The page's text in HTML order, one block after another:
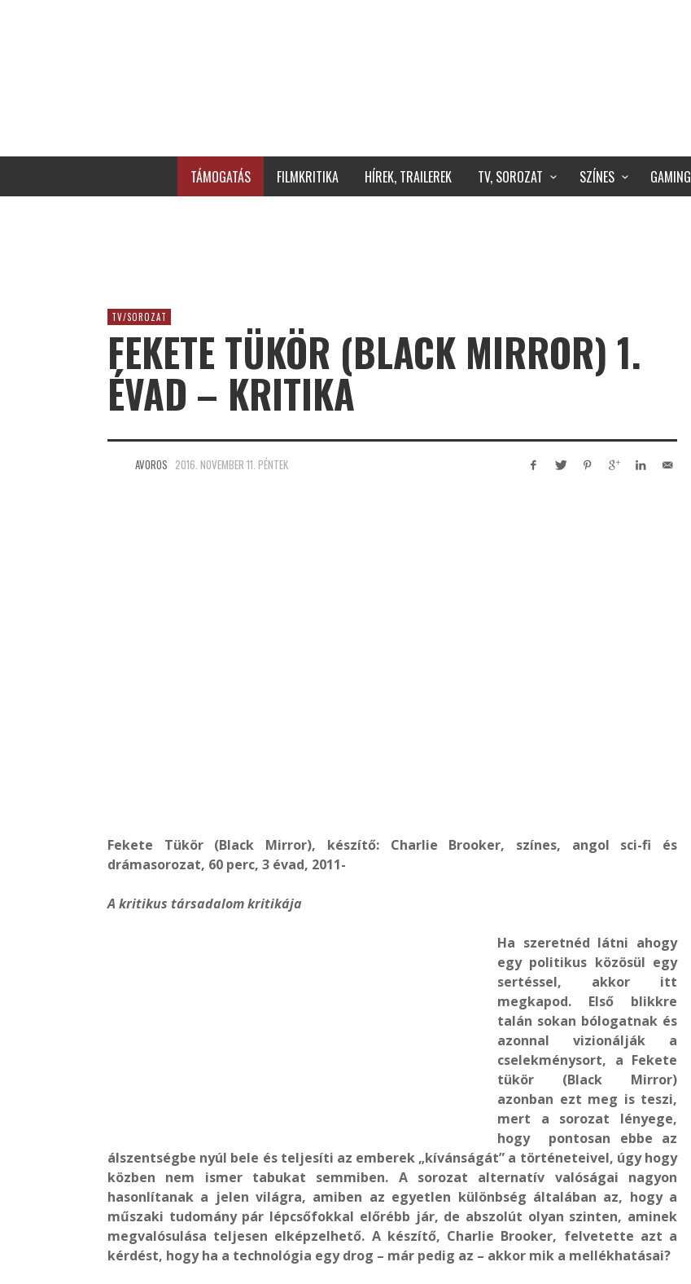
TÁMOGATÁS FILMKRITIKA HÍREK, TRAILEREK TV, SOROZAT SZÍNES GAMING
TV/SOROZAT
FEKETE TÜKÖR (BLACK MIRROR) 1.
ÉVAD – KRITIKA
AVOROS 2016. NOVEMBER 11. PÉNTEK
Fekete Tükör (Black Mirror), készítő: Charlie Brooker, színes, angol sci-fi és
drámasorozat, 60 perc, 3 évad, 2011-
A kritikus társadalom kritikája
Ha szeretnéd látni ahogy
egy politikus közösül egy
sertéssel, akkor itt
megkapod. Első blikkre
talán sokan bólogatnak és
azonnal vizionálják a
cselekménysort, a Fekete
tükör (Black Mirror)
azonban ezt meg is teszi,
mert a sorozat lényege,
hogy pontosan ebbe az
álszentségbe nyúl bele és teljesíti az emberek „kívánságát” a történeteivel, úgy hogy
közben nem ismer tabukat semmiben. A sorozat alternatív valóságai nagyon
hasonlítanak a jelen világra, amiben az egyetlen különbség általában az, hogy a
műszaki tudomány pár lépcsőfokkal előrébb jár, de abszolút olyan szinten, aminek
megvalósulása teljesen elképzelhető. A készítő, Charlie Brooker, felvetette azt a
kérdést, hogy ha a technológia egy drog – már pedig az – akkor mik a mellékhatásai?